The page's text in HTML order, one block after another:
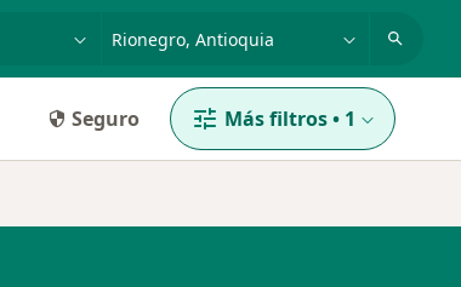
Seguro Más filtros• 1